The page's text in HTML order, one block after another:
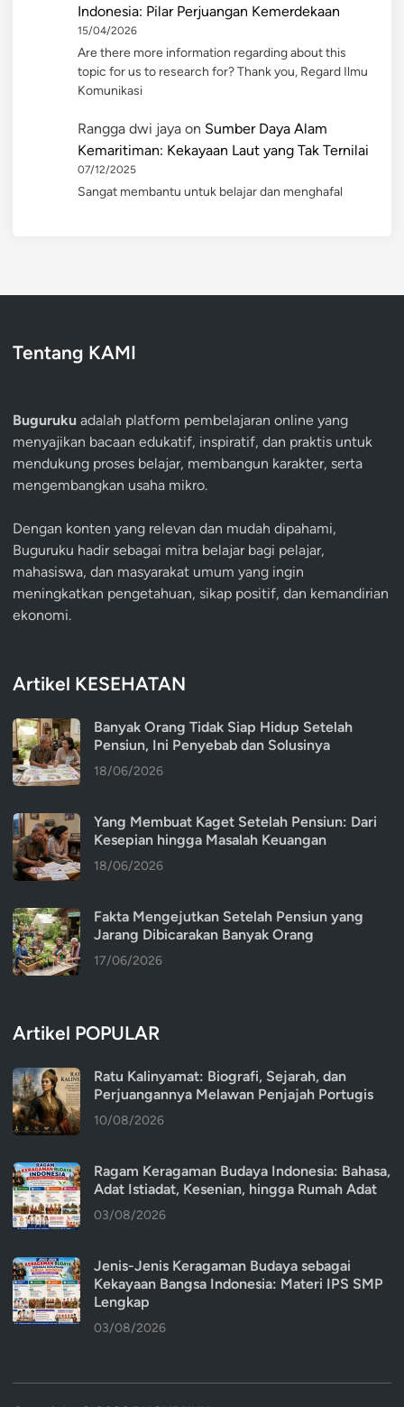
Indonesia: Pilar Perjuangan Kemerdekaan
15/04/2026
Are there more information regarding about this
topic for us to research for? Thank you, Regard Ilmu
Komunikasi
Rangga dwi jaya on Sumber Daya Alam
Kemaritiman: Kekayaan Laut yang Tak Ternilai
07/12/2025
Sangat membantu untuk belajar dan menghafal
Tentang KAMI
Buguruku adalah platform pembelajaran online yang
menyajikan bacaan edukatif, inspiratif, dan praktis untuk
mendukung proses belajar, membangun karakter, serta
mengembangkan usaha mikro.
Dengan konten yang relevan dan mudah dipahami,
Buguruku hadir sebagai mitra belajar bagi pelajar,
mahasiswa, dan masyarakat umum yang ingin
meningkatkan pengetahuan, sikap positif, dan kemandirian
ekonomi.
Artikel KESEHATAN
Banyak Orang Tidak Siap Hidup Setelah
Pensiun, Ini Penyebab dan Solusinya
18/06/2026
Yang Membuat Kaget Setelah Pensiun: Dari
Kesepian hingga Masalah Keuangan
18/06/2026
Fakta Mengejutkan Setelah Pensiun yang
Jarang Dibicarakan Banyak Orang
17/06/2026
Artikel POPULAR
Ratu Kalinyamat: Biografi, Sejarah, dan
Perjuangannya Melawan Penjajah Portugis
10/08/2026
Ragam Keragaman Budaya Indonesia: Bahasa,
Adat Istiadat, Kesenian, hingga Rumah Adat
03/08/2026
Jenis-Jenis Keragaman Budaya sebagai
Kekayaan Bangsa Indonesia: Materi IPS SMP
Lengkap
03/08/2026